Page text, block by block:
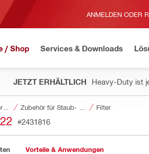
ANMELDEN ODER
/ Shop Services & Downloads
JETZT ERHÄLTLICH Heavy-Duty ist
Staub- und Wassermanagement Filter
#2431816
Vorteile & Anwendungen